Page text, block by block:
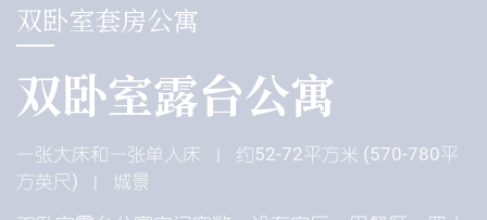
双卧室套房公寓
双卧室露台公寓
一张大床和一张单人床 |
约52-72平方米 (570-780平
方英尺)
| 城景